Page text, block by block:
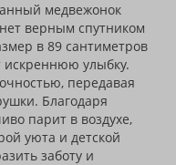
медвежонок
верным спутником
в 89 сантиметров
искреннюю улыбку.
передавая
Благодаря
парит в воздухе,
уюта и детской
заботу и